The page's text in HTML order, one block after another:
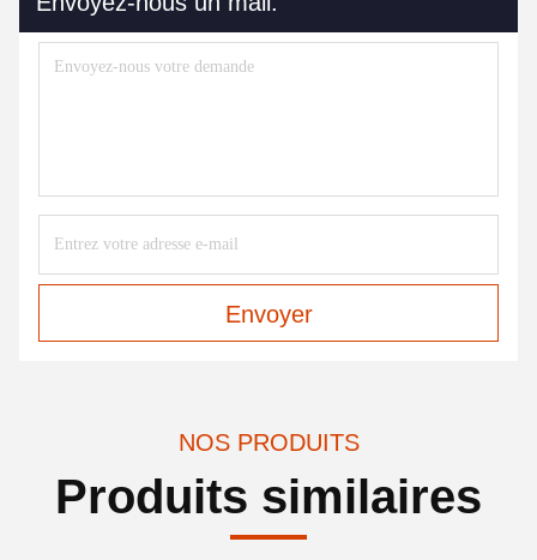
Envoyer
NOS PRODUITS
Produits similaires